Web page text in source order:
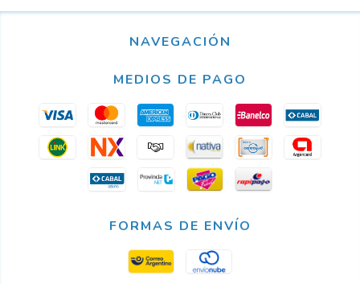
NAVEGACIÓN
MEDIOS DE PAGO
FORMAS DE ENVÍO